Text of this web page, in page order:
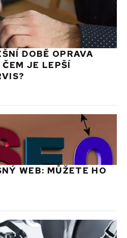
DOBĚ OPRAVA
JE LEPŠÍ
WEB: MŮŽETE HO